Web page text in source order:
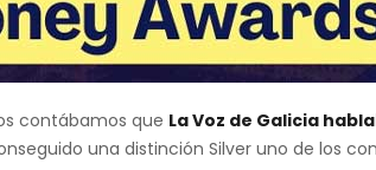
contábamos que La Voz de Galicia
una distinción Silver uno de los